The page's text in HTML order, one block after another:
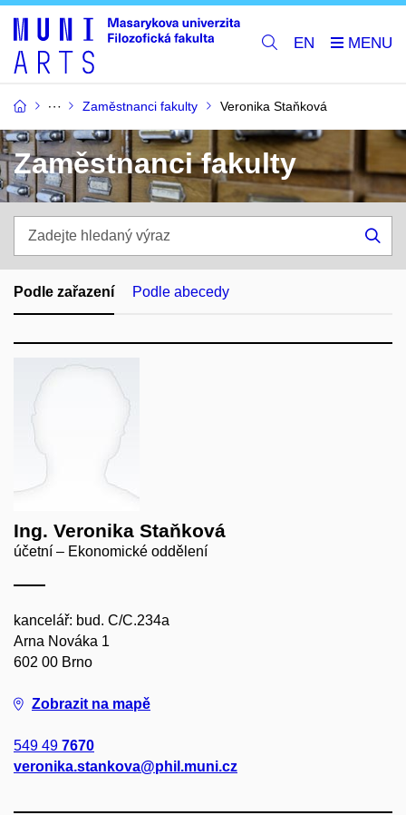
EN
Zaměstnanci fakulty Veronika Staňková
Zaměstnanci fakulty
hledaný
výraz
Podle zařazení Podle abecedy
Ing. Veronika Staňková
účetní – Ekonomické oddělení
kancelář: bud. C/C.234a
Arna Nováka 1
602 00 Brno
Zobrazit na mapě
549 49 7670
veronika.stankova@phil.muni.cz